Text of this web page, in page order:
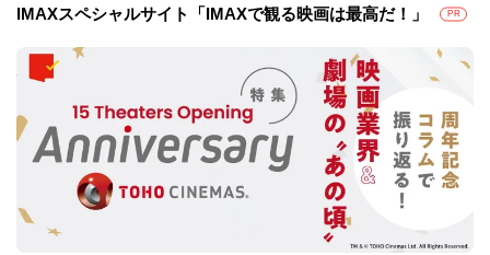
IMAXスペシャルサイト「IMAXで観る映画は最高だ！」 PR